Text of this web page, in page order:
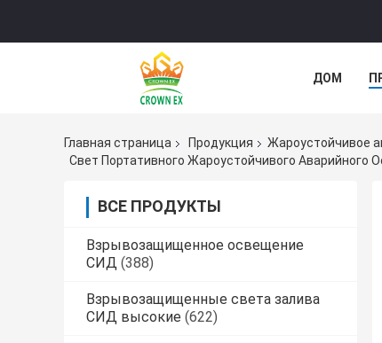
ДОМ
Главная страница
Продукция
Жароустойчивое
Свет Портативного Жароустойчивого
ВСЕ ПРОДУКТЫ
Взрывозащищенное освещение
СИД (388)
Взрывозащищенные света залива
СИД высокие (622)